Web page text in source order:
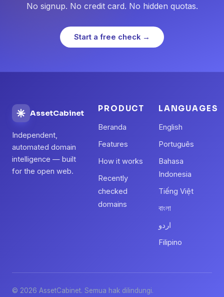
No signup. No credit card. No hidden quotas.
Start a free check →
AssetCabinet
Independent,
automated domain
intelligence — built
for the open web.
PRODUCT
Beranda
Features
How it works
Recently
checked
domains
LANGUAGES
English
Português
Bahasa
Indonesia
Tiếng Việt
বাংলা
اردو
Filipino
© 2026 AssetCabinet. Semua hak dilindungi.